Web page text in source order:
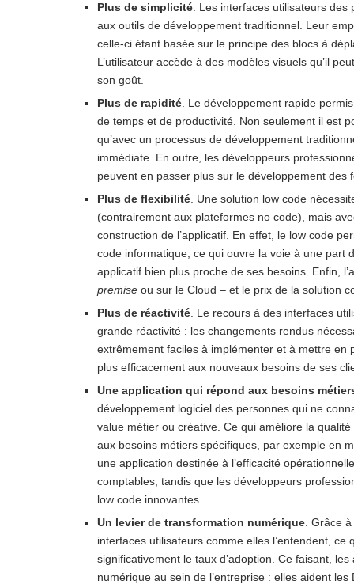
Plus de simplicité. Les interfaces utilisateurs
aux outils de développement traditionnel. Leur
celle-ci étant basée sur le principe des blocs à
L’utilisateur accède à des modèles visuels qu’il
son goût.
Plus de rapidité. Le développement rapide
de temps et de productivité. Non seulement il est
qu’avec un processus de développement
immédiate. En outre, les développeurs
peuvent en passer plus sur le développement des
Plus de flexibilité. Une solution low code
(contrairement aux plateformes no code), mais
construction de l’applicatif. En effet, le low code
code informatique, ce qui ouvre la voie à une part
applicatif bien plus proche de ses besoins. Enfin,
premise ou sur le Cloud – et le prix de la solution
Plus de réactivité. Le recours à des interfaces
grande réactivité : les changements rendus
extrêmement faciles à implémenter et à mettre en
plus efficacement aux nouveaux besoins de ses
Une application qui répond aux besoins
développement logiciel des personnes qui ne
value métier ou créative. Ce qui améliore la
aux besoins métiers spécifiques, par exemple en
une application destinée à l’efficacité
comptables, tandis que les développeurs
low code innovantes.
Un levier de transformation numérique. Grâce
interfaces utilisateurs comme elles l’entendent,
significativement le taux d’adoption. Ce faisant,
numérique au sein de l’entreprise : elles aident